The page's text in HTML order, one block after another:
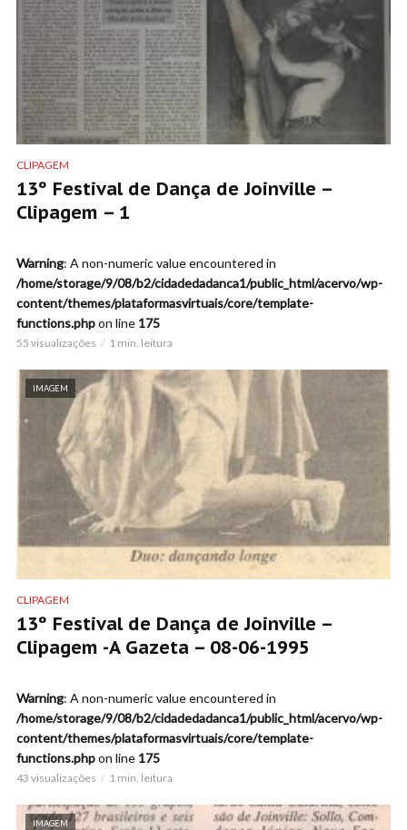
CLIPAGEM
13º Festival de Dança de Joinville –
Clipagem – 1
Warning: A non-numeric value encountered in
/home/storage/9/08/b2/cidadedadanca1/public_html/acervo/wp-
content/themes/plataformasvirtuais/core/template-
functions.phpon line 175
55 visualizações 1 min. leitura
IMAGEM
CLIPAGEM
13º Festival de Dança de Joinville –
Clipagem -A Gazeta – 08-06-1995
Warning: A non-numeric value encountered in
/home/storage/9/08/b2/cidadedadanca1/public_html/acervo/wp-
content/themes/plataformasvirtuais/core/template-
functions.phpon line 175
43 visualizações 1 min. leitura
IMAGEM